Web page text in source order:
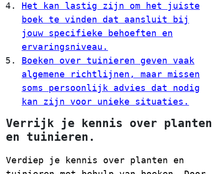
Het kan lastig zijn om het juiste
boek te vinden dat aansluit bij
jouw specifieke behoeften en
ervaringsniveau.
Boeken over tuinieren geven vaak
algemene richtlijnen, maar missen
soms persoonlijk advies dat nodig
kan zijn voor unieke situaties.
Verrijk je kennis over planten
en tuinieren.
Verdiep je kennis over planten en